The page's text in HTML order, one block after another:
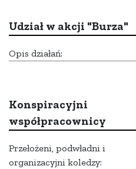
Udział w akcji "Burza"
Opis działań:
Konspiracyjni
współpracownicy
Przełożeni, podwładni i
organizacyjni koledzy: